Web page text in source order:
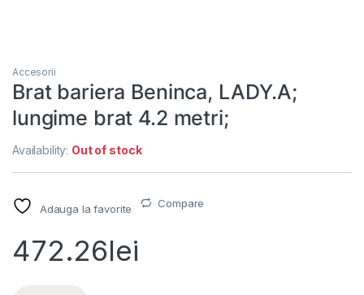
Accesorii
Brat bariera Beninca, LADY.A;
lungime brat 4.2 metri;
Availability: Out of stock
Adauga la favorite Compare
472.26lei